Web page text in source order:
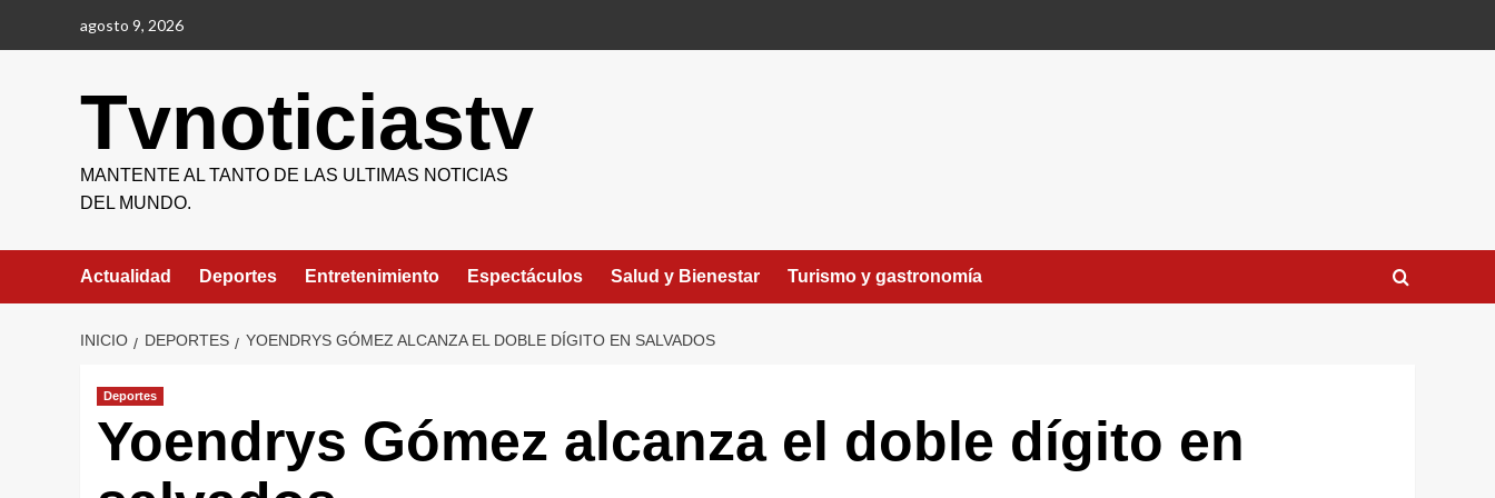
agosto 9, 2026
Tvnoticiastv
MANTENTE AL TANTO DE LAS ULTIMAS NOTICIAS
DEL MUNDO.
Actualidad Deportes Entretenimiento Espectáculos Salud y Bienestar Turismo y gastronomía
INICIO DEPORTES YOENDRYS GÓMEZ ALCANZA EL DOBLE DÍGITO EN SALVADOS
Deportes
Yoendrys Gómez alcanza el doble dígito en